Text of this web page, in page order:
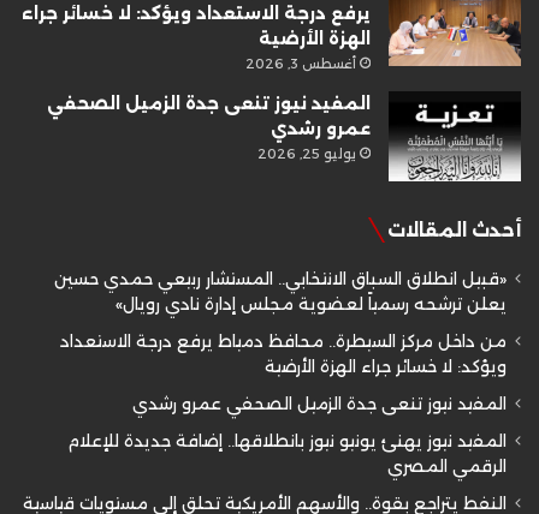
يرفع درجة الاستعداد ويؤكد: لا خسائر جراء
الهزة الأرضية
أغسطس 3, 2026
المفيد نيوز تنعى جدة الزميل الصحفي
عمرو رشدي
يوليو 25, 2026
أحدث المقالات
«قبيل انطلاق السباق الانتخابي.. المستشار ربيعي حمدي حسين
يعلن ترشحه رسمياً لعضوية مجلس إدارة نادي رويال»
من داخل مركز السيطرة.. محافظ دمياط يرفع درجة الاستعداد
ويؤكد: لا خسائر جراء الهزة الأرضية
المفيد نيوز تنعى جدة الزميل الصحفي عمرو رشدي
المفيد نيوز يهنئ يونيو نيوز بانطلاقها.. إضافة جديدة للإعلام
الرقمي المصري
النفط يتراجع بقوة.. والأسهم الأمريكية تحلق إلى مستويات قياسية